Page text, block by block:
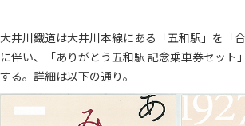
大井川鐵道は大井川本線にある「五和駅」を「
に伴い、「ありがとう五和駅 記念乗車券セット
する。詳細は以下の通り。